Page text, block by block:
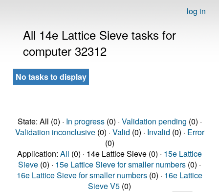
log in
All 14e Lattice Sieve tasks for
computer 32312
No tasks to display
State: All (0) · In progress(0) · Validation pending (0) ·
Validation inconclusive(0) · Valid (0) · Invalid (0) · Error
(0)
Application: All (0) · 14e Lattice Sieve (0) · 15e Lattice
Sieve (0) · 15e Lattice Sieve for smaller numbers (0) ·
16e Lattice Sieve for smaller numbers (0) · 16e Lattice
Sieve V5 (0)